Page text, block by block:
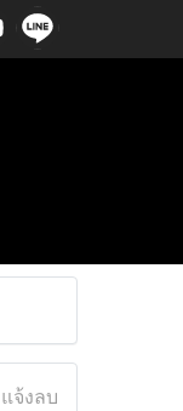
แจ้งลบ